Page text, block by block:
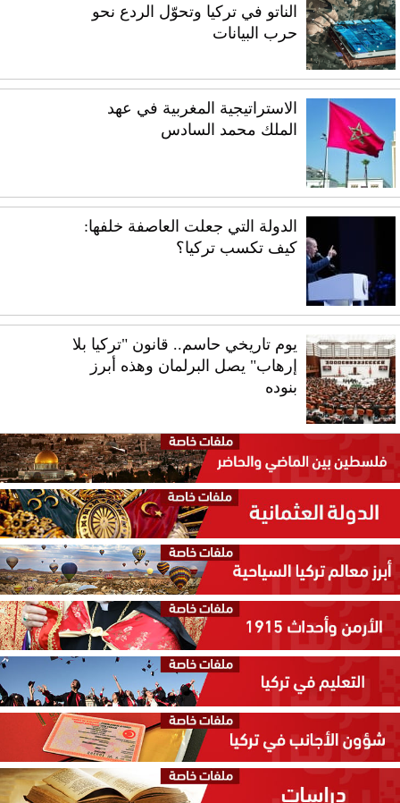
الناتو في تركيا وتحوّل الردع نحو
حرب البيانات
الاستراتيجية المغربية في عهد
الملك محمد السادس
الدولة التي جعلت العاصفة خلفها:
كيف تكسب تركيا؟
يوم تاريخي حاسم.. قانون "تركيا بلا
إرهاب" يصل البرلمان وهذه أبرز
بنوده